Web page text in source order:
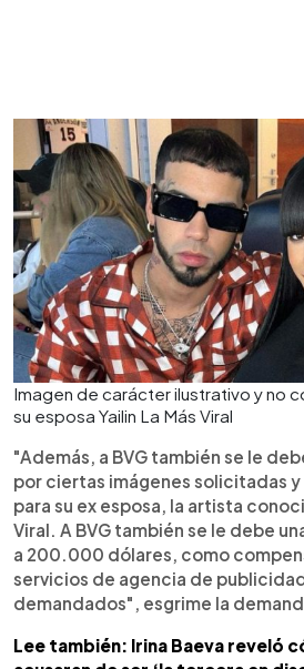
Imagen de carácter ilustrativo y no
su esposa Yailin La Más Viral
"Además, a BVG también se le
por ciertas imágenes solicitadas
para su ex esposa, la artista
Viral. A BVG también se le debe
a 200.000 dólares, como
servicios de agencia de
demandados", esgrime la
Lee también: Irina Baeva reveló